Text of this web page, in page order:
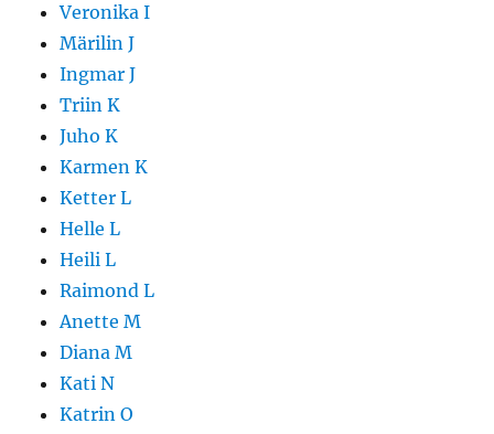
Veronika I
Märilin J
Ingmar J
Triin K
Juho K
Karmen K
Ketter L
Helle L
Heili L
Raimond L
Anette M
Diana M
Kati N
Katrin O